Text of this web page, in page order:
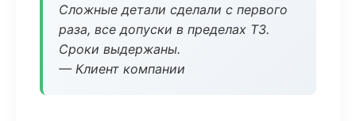
Сложные детали сделали с первого
раза, все допуски в пределах ТЗ.
Сроки выдержаны.
— Клиент компании